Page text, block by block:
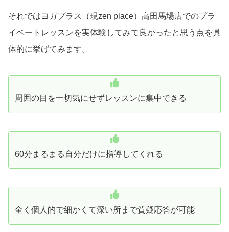
それではヨガプラス（現zen place）高田馬場店でのプラ
イベートレッスンを実体験してみて良かったと思う点を具
体的に挙げてみます。
周囲の目を一切気にせずレッスンに集中できる
60分まるまる自分だけに指導してくれる
全く個人的で細かくて深い所まで質疑応答が可能